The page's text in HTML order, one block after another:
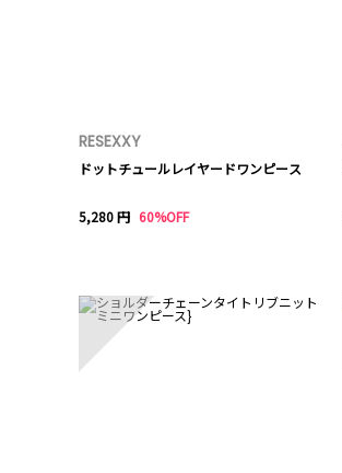
RESEXXY
ドットチュールレイヤードワンピース
5,280 円 60%OFF